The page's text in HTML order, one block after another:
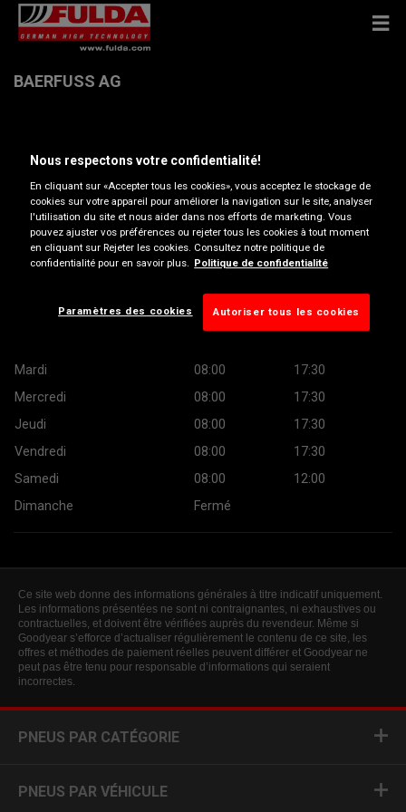
BAERFUSS AG
Ouvrir directions
Voir numéro de téléphone
Heures d’ouverture
Mardi
08:00
17:30
Mercredi
08:00
17:30
Jeudi
08:00
17:30
Vendredi
08:00
17:30
Samedi
08:00
12:00
Dimanche
Fermé
Ce site web donne des informations générales à titre indicatif uniquement.
Les informations présentées ne sont ni contraignantes, ni exhaustives ou
contractuelles, et doivent être vérifiées auprès du revendeur. Même si
Goodyear s’efforce d’actualiser régulièrement le contenu de ce site, les
offres et méthodes de paiement réelles peuvent différer et Goodyear ne
peut pas être tenu pour responsable d’informations qui seraient
incorrectes.
PNEUS PAR CATÉGORIE
PNEUS PAR VÉHICULE
Nous respectons votre confidentialité!
En cliquant sur «Accepter tous les cookies», vous acceptez le stockage de
cookies sur votre appareil pour améliorer la navigation sur le site, analyser
l'utilisation du site et nous aider dans nos efforts de marketing. Vous
pouvez ajuster vos préférences ou rejeter tous les cookies à tout moment
en cliquant sur Rejeter les cookies. Consultez notre politique de
confidentialité pour en savoir plus.
Politique de confidentialité
Paramètres des cookies Autoriser tous les cookies